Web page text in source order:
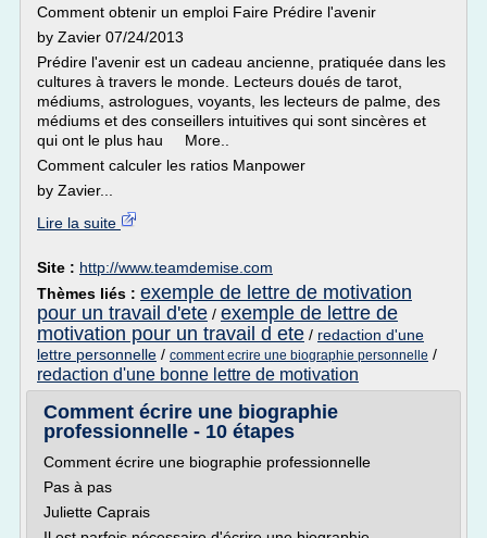
Comment obtenir un emploi Faire Prédire l'avenir
by Zavier 07/24/2013
Prédire l'avenir est un cadeau ancienne, pratiquée dans les
cultures à travers le monde. Lecteurs doués de tarot,
médiums, astrologues, voyants, les lecteurs de palme, des
médiums et des conseillers intuitives qui sont sincères et
qui ont le plus hau More..
Comment calculer les ratios Manpower
by Zavier...
Lire la suite
Site : http://www.teamdemise.com
Thèmes liés : exemple de lettre de motivation
pour un travail d'ete / exemple de lettre de
motivation pour un travail d ete / redaction d'une
lettre personnelle / comment ecrire une biographie personnelle /
redaction d'une bonne lettre de motivation
Comment écrire une biographie
professionnelle - 10 étapes
Comment écrire une biographie professionnelle
Pas à pas
Juliette Caprais